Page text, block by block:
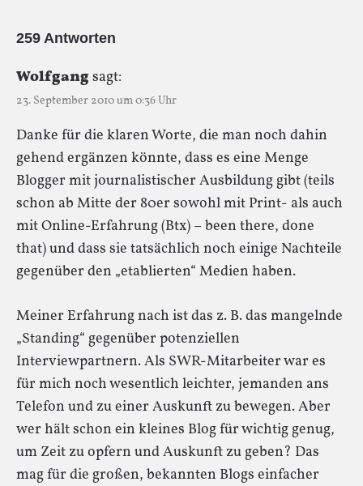
259 Antworten
Wolfgangsagt:
23. September 2010 um 0:36 Uhr
Danke für die klaren Worte, die man noch dahin
gehend ergänzen könnte, dass es eine Menge
Blogger mit journalistischer Ausbildung gibt (teils
schon ab Mitte der 80er sowohl mit Print- als auch
mit Online-Erfahrung (Btx) – been there, done
that) und dass sie tatsächlich noch einige Nachteile
gegenüber den „etablierten“ Medien haben.
Meiner Erfahrung nach ist das z. B. das mangelnde
„Standing“ gegenüber potenziellen
Interviewpartnern. Als SWR-Mitarbeiter war es
für mich noch wesentlich leichter, jemanden ans
Telefon und zu einer Auskunft zu bewegen. Aber
wer hält schon ein kleines Blog für wichtig genug,
um Zeit zu opfern und Auskunft zu geben? Das
mag für die großen, bekannten Blogs einfacher